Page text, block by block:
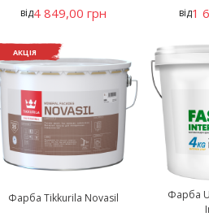
від4 849,00 грн
від1
АКЦІЯ
Фарба Tikkurila Novasil
Фарба